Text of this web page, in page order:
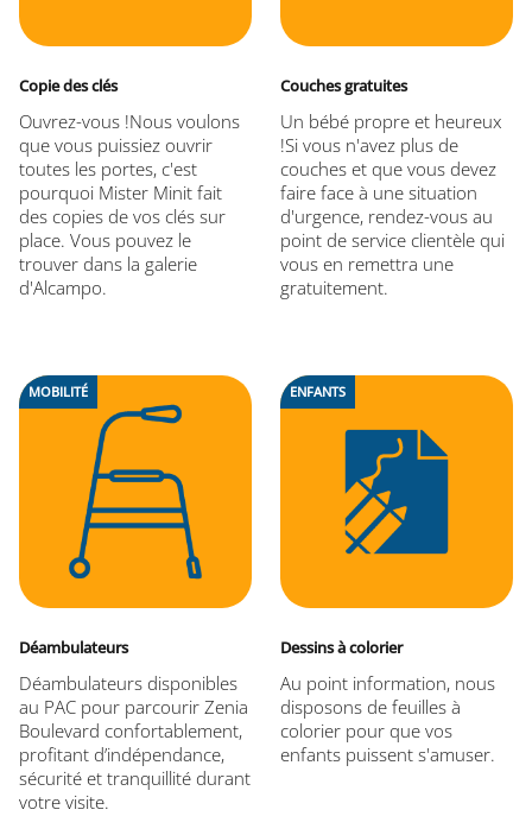
Copie des clés
Ouvrez-vous !Nous voulons
que vous puissiez ouvrir
toutes les portes, c'est
pourquoi Mister Minit fait
des copies de vos clés sur
place. Vous pouvez le
trouver dans la galerie
d'Alcampo.
Couches gratuites
Un bébé propre et heureux
!Si vous n'avez plus de
couches et que vous devez
faire face à une situation
d'urgence, rendez-vous au
point de service clientèle qui
vous en remettra une
gratuitement.
MOBILITÉ
Déambulateurs
Déambulateurs disponibles
au PAC pour parcourir Zenia
Boulevard confortablement,
profitant d’indépendance,
sécurité et tranquillité durant
votre visite.
ENFANTS
Dessins à colorier
Au point information, nous
disposons de feuilles à
colorier pour que vos
enfants puissent s'amuser.